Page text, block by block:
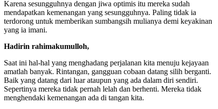
Karena sesungguhnya dengan jiwa optimis itu mereka sudah
mendapatkan kemenangan yang sesungguhnya. Paling tidak ia
terdorong untuk memberikan sumbangsih mulianya demi keyakinan
yang ia imani.
Hadirin rahimakumulloh,
Saat ini hal-hal yang menghadang perjalanan kita menuju kejayaan
amatlah banyak. Rintangan, gangguan cobaan datang silih berganti.
Baik yang datang dari luar ataupun yang ada dalam diri sendiri.
Sepertinya mereka tidak pernah lelah dan berhenti. Mereka tidak
menghendaki kemenangan ada di tangan kita.